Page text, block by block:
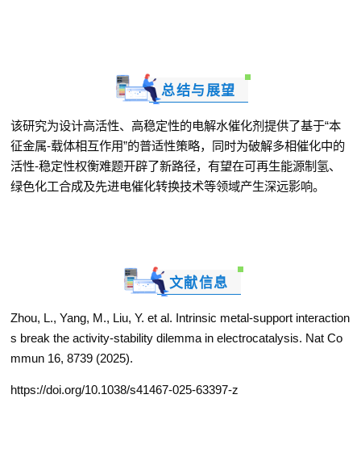
总结与展望
该研究为设计高活性、高稳定性的电解水催化剂提供了基于“本
征金属-载体相互作用”的普适性策略，同时为破解多相催化中的
活性-稳定性权衡难题开辟了新路径，有望在可再生能源制氢、
绿色化工合成及先进电催化转换技术等领域产生深远影响。
文献信息
Zhou, L., Yang, M., Liu, Y. et al. Intrinsic metal-support interaction
s break the activity-stability dilemma in electrocatalysis. Nat Co
mmun 16, 8739 (2025).
https://doi.org/10.1038/s41467-025-63397-z